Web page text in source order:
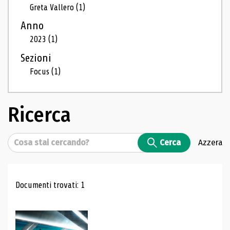
Greta Vallero(1)
Anno
2023(1)
Sezioni
Focus(1)
Ricerca
Cerca Cerca Azzera
Risultati di ricerca
Documenti trovati: 1